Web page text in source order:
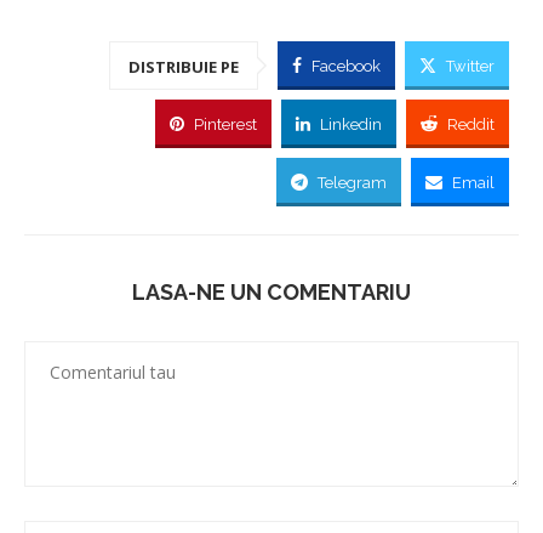
DISTRIBUIE PE Facebook Twitter
Pinterest Linkedin Reddit
Telegram Email
LASA-NE UN COMENTARIU